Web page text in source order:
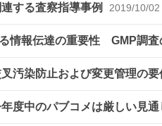
する査察指導事例 2019/10/02
情報伝達の重要性 GMP調
汚染防止および変更管理の
度中のパブコメは厳しい見